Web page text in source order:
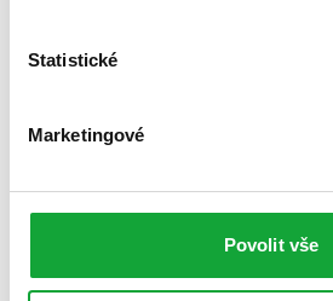
Statistické
Marketingové
Povolit vše